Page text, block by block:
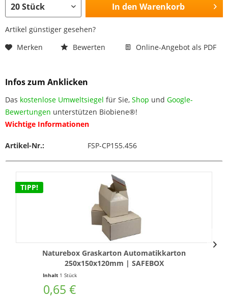
In den Warenkorb
Artikel günstiger gesehen?
Merken
Bewerten Online-Angebot als PDF
Infos zum Anklicken
Das kostenlose Umweltsiegel für Sie, Shop und Google-
Bewertungen unterstützen Biobiene®!
Wichtige Informationen
Artikel-Nr.: FSP-CP155.456
TIPP!
Naturebox Graskarton Automatikkarton
250x150x120mm | SAFEBOX
Inhalt 1 Stück
0,65 €